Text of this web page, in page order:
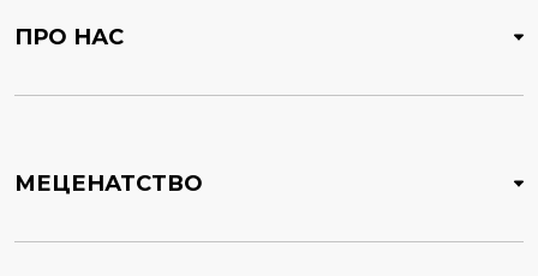
ПРО НАС
МЕЦЕНАТСТВО